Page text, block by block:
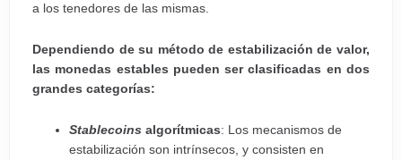
a los tenedores de las mismas.
Dependiendo de su método de estabilización de valor,
las monedas estables pueden ser clasificadas en dos
grandes categorías:
Stablecoins algorítmicas: Los mecanismos de
estabilización son intrínsecos, y consisten en